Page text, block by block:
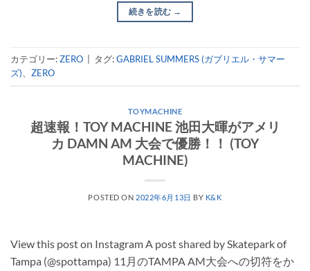
続きを読む →
カテゴリー:ZERO タグ:GABRIEL SUMMERS (ガブリエル・サマー
ズ)
ZERO
TOYMACHINE
超速報！TOY MACHINE 池田大暉がアメリ
カ DAMN AM 大会で優勝！！ (TOY
MACHINE)
POSTED ON 2022年6月13日 BY K&K
View this post on Instagram A post shared by Skatepark of
Tampa (@spottampa) 11月のTAMPA AM大会への切符をか